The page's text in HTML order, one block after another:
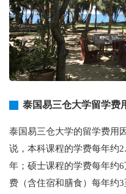
泰国易三仓大学留学费
泰国易三仓大学的留学费用
说，本科课程的学费每年约
年；硕士课程的学费每年约
费（含住宿和膳食）每年约